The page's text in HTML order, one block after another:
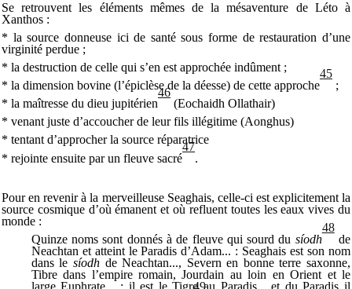
Se retrouvent les éléments mêmes de la mésaventure de Léto à
Xanthos :
* la source donneuse ici de santé sous forme de restauration d’une
virginité perdue ;
* la destruction de celle qui s’en est approchée indûment ;
* la dimension bovine (l’épiclèse de la déesse) de cette approche
45
;
* la maîtresse du dieu jupitérien
46
(Eochaidh Ollathair)
* venant juste d’accoucher de leur fils illégitime (Aonghus)
* tentant d’approcher la source réparatrice
* rejointe ensuite par un fleuve sacré
47
.
Pour en revenir à la merveilleuse Seaghais, celle-ci est explicitement la
source cosmique d’où émanent et où refluent toutes les eaux vives du
monde :
Quinze noms sont donnés à de fleuve qui sourd du síodh
48
de
Neachtan et atteint le Paradis d’Adam... : Seaghais est son nom
dans le síodh de Neachtan..., Severn en bonne terre saxonne,
Tibre dans l’empire romain, Jourdain au loin en Orient et le
large Euphrate... ; il est le Tigre au Paradis... et du Paradis il